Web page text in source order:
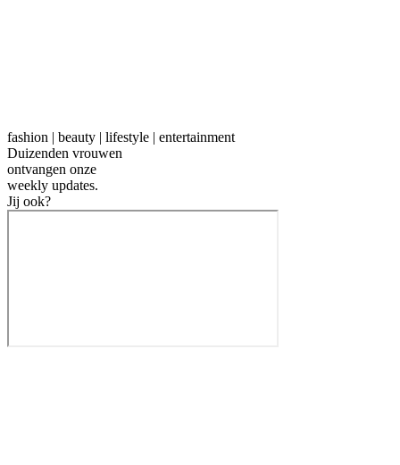
fashion | beauty | lifestyle | entertainment
Duizenden vrouwen
ontvangen onze
weekly updates.
Jij ook?